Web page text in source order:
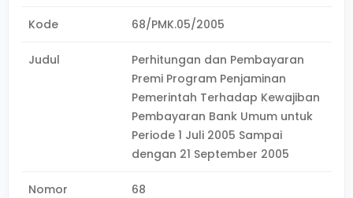
Kode 68/PMK.05/2005
Judul
Perhitungan dan Pembayaran
Premi Program Penjaminan
Pemerintah Terhadap Kewajiban
Pembayaran Bank Umum untuk
Periode 1 Juli 2005 Sampai
dengan 21 September 2005
Nomor 68